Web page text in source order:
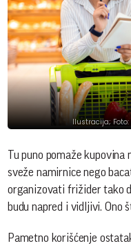
Ilustracija;
Tu puno pomaže
sveže namirnice nego
organizovati frižider tako
budu napred i vidljivi. Ono
Pametno korišćenje